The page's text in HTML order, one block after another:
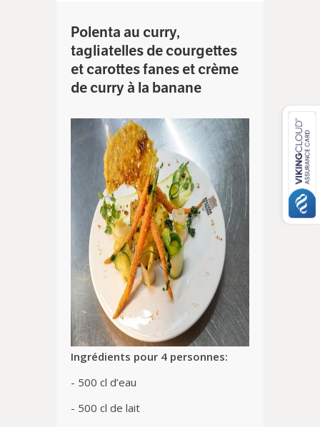
Polenta au curry,
tagliatelles de courgettes
et carottes fanes et crème
de curry à la banane
Ingrédients pour 4 personnes:
- 500 cl d’eau
- 500 cl de lait